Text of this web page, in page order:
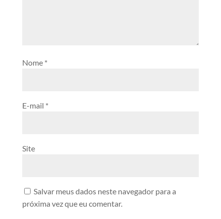
Nome *
E-mail *
Site
Salvar meus dados neste navegador para a
próxima vez que eu comentar.